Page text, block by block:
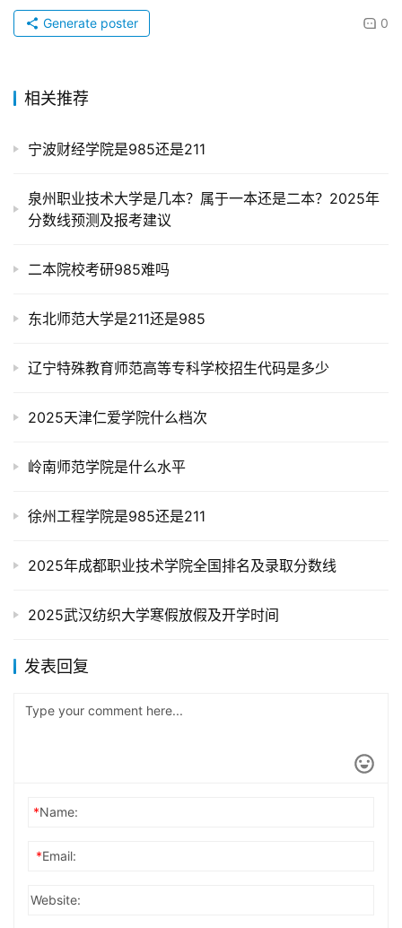
0
Generate poster
相关推荐
宁波财经学院是985还是211
泉州职业技术大学是几本？属于一本还是二本？2025年
分数线预测及报考建议
二本院校考研985难吗
东北师范大学是211还是985
辽宁特殊教育师范高等专科学校招生代码是多少
2025天津仁爱学院什么档次
岭南师范学院是什么水平
徐州工程学院是985还是211
2025年成都职业技术学院全国排名及录取分数线
2025武汉纺织大学寒假放假及开学时间
发表回复
*Name:
*Email:
Website: